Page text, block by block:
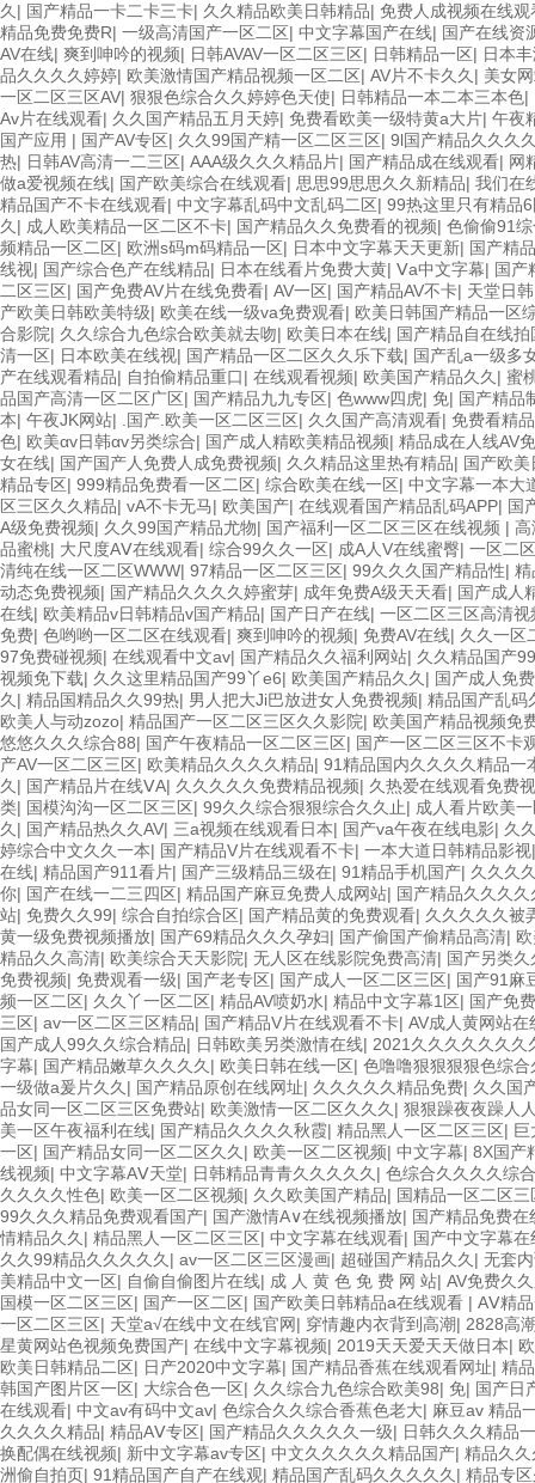
久 | 国产精品一卡二卡三卡| 久久精品欧美日韩精品| 免费人成视频在线观
精品免费免费R| 一级高清国产一区二区| 中文字幕国产在线| 国产在线资
AV在线| 爽到呻吟的视频| 日韩AVAV一区二区三区| 日韩精品一区| 日本
品久久久久婷婷| 欧美激情国产精品视频一区二区| AV片不卡久久 | 美女
一区二区三区AV| 狠狠色综合久久婷婷色天使| 日韩精品一本二本三本色|
Av片在线观看| 久久国产精品五月天婷| 免费看欧美一级特黄a大片| 午夜
国产应用 | 国产AV专区| 久久99国产精一区二区三区| 9l国产精品久久久
热| 日韩AV高清一二三区| AAA级久久久精品片| 国产精品成在线观看| 网
做a爱视频在线| 国产欧美综合在线观看| 思思99思思久久新精品| 我们在
精品国产不卡在线观看| 中文字幕乱码中文乱码二区| 99热这里只有精品
久 | 成人欧美精品一区二区不卡| 国产精品久久免费看的视频| 色偷偷91
频精品一区二区| 欧洲s码m码精品一区| 日本中文字幕天天更新| 国产精
线视| 国产综合色产在线精品| 日本在线看片免费大黄| Ⅴa中文字幕| 国产
二区三区| 国产免费AV片在线免费看| AV一区| 国产精品AV不卡| 天堂日韩
产欧美日韩欧美特级| 欧美在线一级va免费观看| 欧美日韩国产精品一区
合影院| 久久综合九色综合欧美就去吻| 欧美日本在线| 国产精品自在线
清一区| 日本欧美在线视| 国产精品一区二区久久乐下载| 国产乱a一级多
产在线观看精品| 自拍偷精品重口| 在线观看视频| 欧美国产精品久久 | 蜜
品国产高清一区二区广区| 国产精品九九专区| 色www四虎| 免| 国产精品
本| 午夜JK网站| .国产.欧美一区二区三区| 久久国产高清观看| 免费看精
色| 欧美αv日韩αv另类综合| 国产成人精欧美精品视频| 精品成在人线AV
女在线| 国产国产人免费人成免费视频| 久久精品这里热有精品| 国产欧
精品专区| 999精品免费看一区二区| 综合欧美在线一区| 中文字幕一本大
区三区久久精品| vA不卡无马| 欧美国产| 在线观看国产精品乱码APP| 国
A级免费视频| 久久99国产精品尤物| 国产福利一区二区三区在线视频 | 高
品蜜桃| 大尺度AⅤ在线观看| 综合99久久一区| 成A人V在线蜜臀| 一区二
清纯在线一区二区WWW| 97精品一区二区三区| 99久久久国产精品性| 精
动态免费视频| 国产精品久久久久婷蜜芽| 成年免费A级天天看| 国产成人
在线| 欧美精品v日韩精品v国产精品| 国产日产在线| 一区二区三区高清视
免费| 色哟哟一区二区在线观看| 爽到呻吟的视频| 免费AV在线| 久久一区
97免费碰视频| 在线观看中文av| 国产精品久久福利网站| 久久精品国产
视频免下载| 久久这里精品国产99丫e6| 欧美国产精品久久 | 国产成人免
久 | 精品国精品久久99热| 男人把大Ji巴放进女人免费视频| 精品国产乱码
欧美人与动zozo| 精品国产一区二区三区久久影院| 欧美国产精品视频免
悠悠久久久综合88| 国产午夜精品一区二区三区| 国产一区二区三区不卡
产AV一区二区三区| 欧美精品久久久久精品| 91精品国内久久久久精品一
久 | 国产精品片在线ⅤA| 久久久久久免费精品视频| 久热爱在线观看免费
类| 国模沟沟一区二区三区| 99久久综合狠狠综合久久止| 成人看片欧美
久 | 国产精品热久久AV| 三a视频在线观看日本| 国产va午夜在线电影| 久
婷综合中文久久一本| 国产精品V片在线观看不卡| 一本大道日韩精品影视
在线| 精品国产911看片| 国产三级精品三级在| 91精品手机国产| 久久久
你| 国产在线一二三四区| 精品国产麻豆免费人成网站| 国产精品久久久
站| 免费久久99| 综合自拍综合区| 国产精品黄的免费观看| 久久久久久被
黄一级免费视频播放| 国产69精品久久久孕妇| 国产偷国产偷精品高清|
精品久久高清| 欧美综合天天影院| 无人区在线影院免费高清| 国产另类
免费视频| 免费观看一级| 国产老专区| 国产成人一区二区三区| 国产91麻
频一区二区| 久久丫一区二区| 精品AV喷奶水| 精品中文字幕1区| 国产免
三区| av一区二区三区精品| 国产精品V片在线观看不卡| AV成人黄网站在
国产成人99久久综合精品| 日韩欧美另类激情在线| 2021久久久久久久久
字幕| 国产精品嫩草久久久久 | 欧美日韩在线一区| 色噜噜狠狠狠狠色综合
一级做a爰片久久 | 国产精品原创在线网址| 久久久久久精品免费| 久久国
品女同一区二区三区免费站| 欧美激情一区二区久久久 | 狠狠躁夜夜躁人
美一区午夜福利在线| 国产精品久久久久秋霞| 精品黑人一区二区三区| 巨
一区| 国产精品女同一区二区久久 | 欧美一区二区视频| 中文字幕| 8X国产
线视频| 中文字幕AⅤ天堂| 日韩精品青青久久久久久 | 色综合久久久久综
久久久久性色| 欧美一区二区视频| 久久欧美国产精品| 国精品一区二区三
99久久久精品免费观看国产| 国产激情A∨在线视频播放| 国产精品免费在
情精品久久 | 精品黑人一区二区三区| 中文字幕在线观看| 国产中文字幕
久久99精品久久久久久 | av一区二区三区漫画| 超碰国产精品久久 | 无套
美精品中文一区| 自偷自偷图片在线| 成 人 黄 色 免 费 网 站| AV免费久
国模一区二区三区| 国产一区二区| 国产欧美日韩精品a在线观看 | AⅤ精
一区二区三区| 天堂а√在线中文在线官网| 穿情趣内衣背到高潮| 2828高
星黄网站色视频免费国产| 在线中文字幕视频| 2019天天爱天天做日本|
欧美日韩精品二区| 日产2020中文字幕| 国产精品香蕉在线观看网址| 精
韩国产图片区一区| 大综合色一区| 久久综合九色综合欧美98| 免| 国产日
在线观看| 中文av有码中文av| 色综合久久综合香蕉色老大| 麻豆av 精品
久久久久精品| 精品AⅤ专区| 国产精品久久久久久一级| 日韩久久久精品
换配偶在线视频| 新中文字幕av专区| 中文久久久久久精品国产| 精品久
洲偷自拍页| 91精品国产自产在线观| 精品国产乱码久久久久久 | 精品专